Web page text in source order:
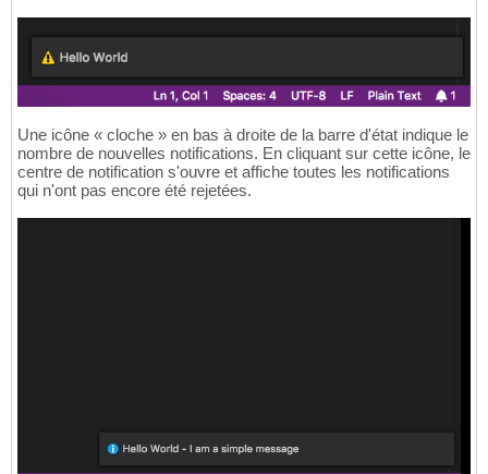
Une icône « cloche » en bas à droite de la barre d'état indique le
nombre de nouvelles notifications. En cliquant sur cette icône, le
centre de notification s'ouvre et affiche toutes les notifications
qui n'ont pas encore été rejetées.